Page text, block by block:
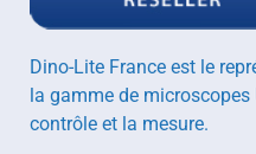
Dino-Lite France est le
la gamme de
contrôle et la mesure.